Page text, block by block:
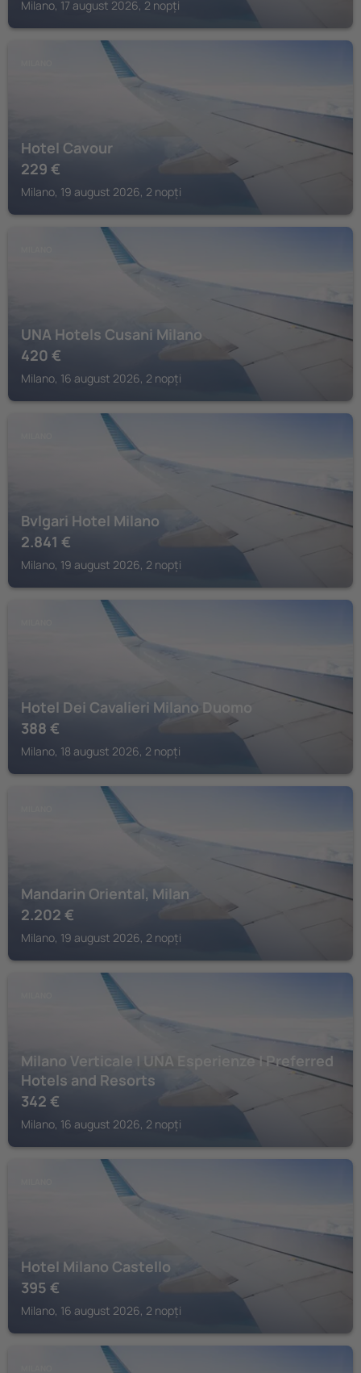
Milano, 17 august 2026, 2 nopți
Hotel Cavour
229 €
Milano, 19 august 2026, 2 nopți
UNA Hotels Cusani Milano
420 €
Milano, 16 august 2026, 2 nopți
Bvlgari Hotel Milano
2.841 €
Milano, 19 august 2026, 2 nopți
Hotel Dei Cavalieri Milano Duomo
388 €
Milano, 18 august 2026, 2 nopți
Mandarin Oriental, Milan
2.202 €
Milano, 19 august 2026, 2 nopți
Milano Verticale | UNA Esperienze | Preferred
Hotels and Resorts
342 €
Milano, 16 august 2026, 2 nopți
Hotel Milano Castello
395 €
Milano, 16 august 2026, 2 nopți